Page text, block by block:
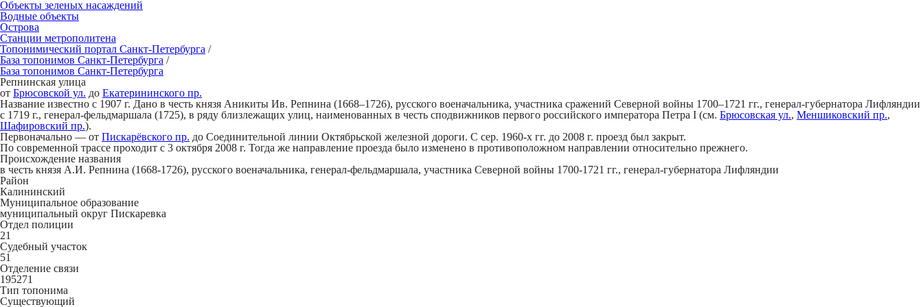
Объекты зеленых насаждений
Водные объекты
Острова
Станции метрополитена
Топонимический портал Санкт-Петербурга /
База топонимов Санкт-Петербурга /
База топонимов Санкт-Петербурга
Репнинская улица
от Брюсовской ул. до Екатерининского пр.
Название известно с 1907 г. Дано в честь князя Аникиты Ив. Репнина (1668–1726), русского военачальника, участника сражений Северной войны 1700–1721 гг., генерал-губернатора Лифляндии
с 1719 г., генерал-фельдмаршала (1725), в ряду близлежащих улиц, наименованных в честь сподвижников первого российского императора Петра I (см. Брюсовская ул., Меншиковский пр.,
Шафировский пр.).
Первоначально — от Пискарёвского пр. до Соединительной линии Октябрьской железной дороги. С сер. 1960-х гг. до 2008 г. проезд был закрыт.
По современной трассе проходит с 3 октября 2008 г. Тогда же направление проезда было изменено в противоположном направлении относительно прежнего.
Происхождение названия
в честь князя А.И. Репнина (1668-1726), русского военачальника, генерал-фельдмаршала, участника Северной войны 1700-1721 гг., генерал-губернатора Лифляндии
Район
Калининский
Муниципальное образование
муниципальный округ Пискаревка
Отдел полиции
21
Судебный участок
51
Отделение связи
195271
Тип топонима
Существующий